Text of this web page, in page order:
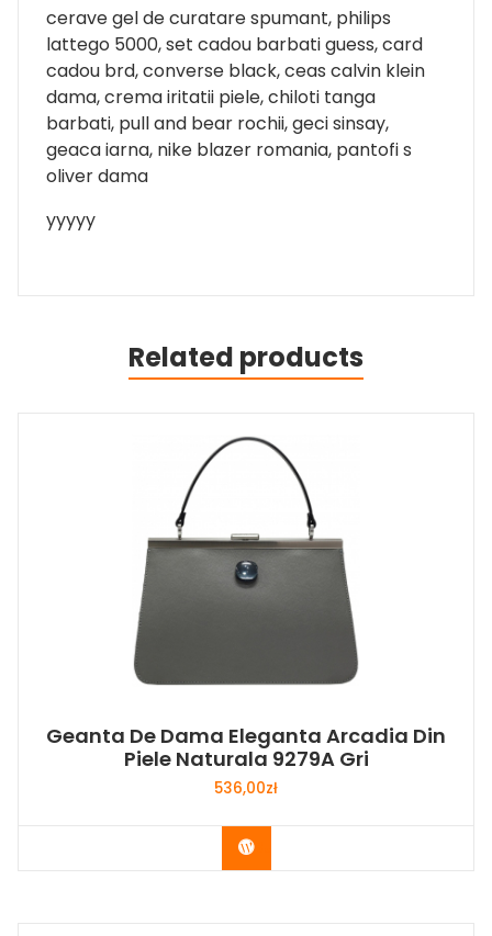
cerave gel de curatare spumant, philips
lattego 5000, set cadou barbati guess, card
cadou brd, converse black, ceas calvin klein
dama, crema iritatii piele, chiloti tanga
barbati, pull and bear rochii, geci sinsay,
geaca iarna, nike blazer romania, pantofi s
oliver dama
yyyyy
Related products
Geanta De Dama Eleganta Arcadia Din
Piele Naturala 9279A Gri
536,00zł
Buy Now